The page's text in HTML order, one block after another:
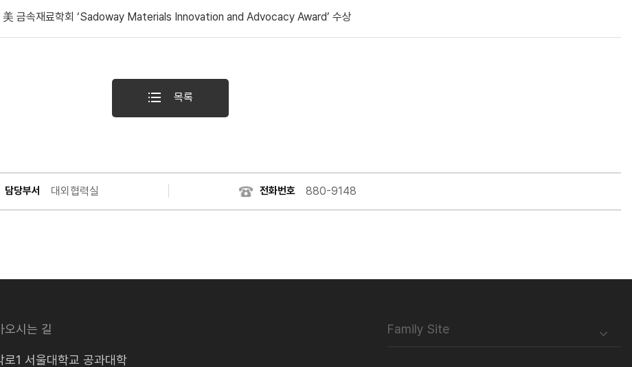
美 금속재료학회 ‘Sadoway Materials Innovation and Advocacy Award’ 수상
목록
담당부서 대외협력실 전화번호 880-9148
오시는 길
1 서울대학교 공과대학
Family Site